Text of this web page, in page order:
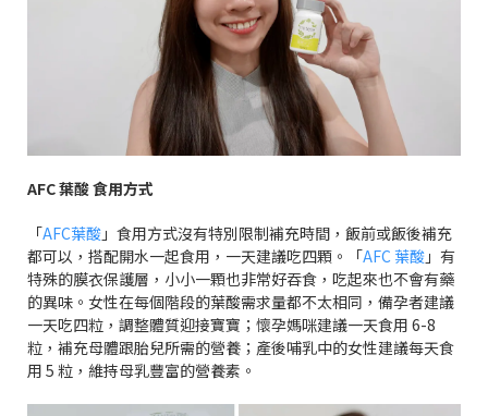
AFC葉酸食用方式
「AFC葉酸 」食用方式沒有特別限制補充時間，飯前或飯後補充
都可以，搭配開水一起食用，一天建議吃四顆。「AFC葉酸 」有
特殊的膜衣保護層，小小一顆也非常好吞食，吃起來也不會有藥
的異味。女性在每個階段的葉酸需求量都不太相同，備孕者建議
一天吃四粒，調整體質迎接寶寶；懷孕媽咪建議一天食用 6-8
粒，補充母體跟胎兒所需的營養；產後哺乳中的女性建議每天食
用 5 粒，維持母乳豐富的營養素。